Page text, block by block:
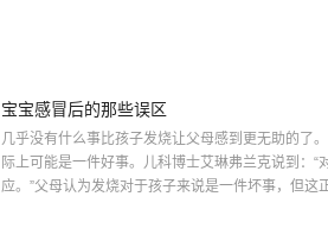
宝宝感冒后的那些误区
几乎没有什么事比孩子发烧让父母感到更无助的了
际上可能是一件好事。儿科博士艾琳弗兰克说到：
应。”父母认为发烧对于孩子来说是一件坏事，但这